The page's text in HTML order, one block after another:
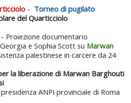
- Torneo di pugilato
del Quarticciolo
- Proiezione documentario
e Sophia Scott su Marwan
palestinese in carcere da 24
la liberazione di Marwan Barghouti
ANPI provinciale di Roma